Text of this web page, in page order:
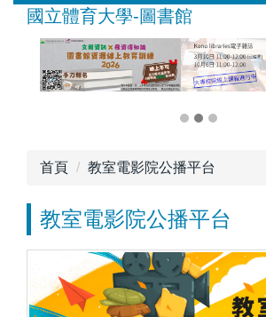
國立體育大學-圖書館
首頁 教室電影院公播平台
教室電影院公播平台